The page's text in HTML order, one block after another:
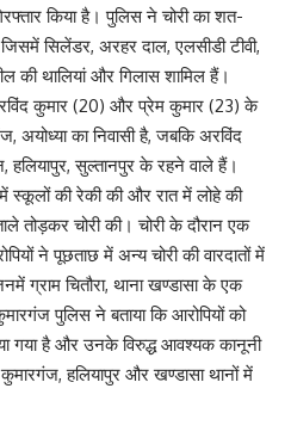
किया है। पुलिस ने चोरी का शत-
सिलेंडर, अरहर दाल, एलसीडी टीवी,
की थालियां और गिलास शामिल हैं।
कुमार (20) और प्रेम कुमार (23) के
अयोध्या का निवासी है, जबकि अरविंद
सुल्तानपुर के रहने वाले हैं।
स्कूलों की रेकी की और रात में लोहे की
तोड़कर चोरी की। चोरी के दौरान एक
ने पूछताछ में अन्य चोरी की वारदातों में
ग्राम चितौरा, थाना खण्डासा के एक
पुलिस ने बताया कि आरोपियों को
गया है और उनके विरुद्ध आवश्यक कानूनी
कुमारगंज, हलियापुर और खण्डासा थानों में